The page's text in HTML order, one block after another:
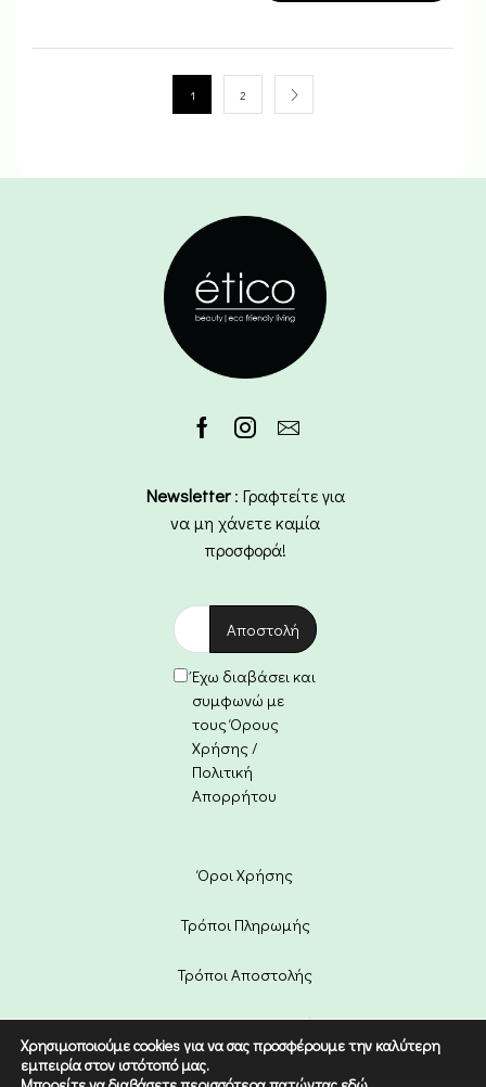
1 2
Newsletter: Γραφτείτε για
να μη χάνετε καμία
προσφορά!
Έχω διαβάσει και
συμφωνώ με
τους Όρους
Χρήσης /
Πολιτική
Απορρήτου
Όροι Χρήσης
Τρόποι Πληρωμής
Τρόποι Αποστολής
Πολιτική Επιστροφών
Copyright © 2022 Etico. Designed
Χρησιμοποιούμε cookies για να σας προσφέρουμε την καλύτερη
εμπειρία στον ιστότοπό μας.